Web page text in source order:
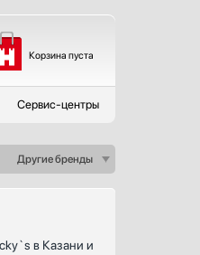
Корзина пуста
Сервис-центры
Другие бренды
в Казани и